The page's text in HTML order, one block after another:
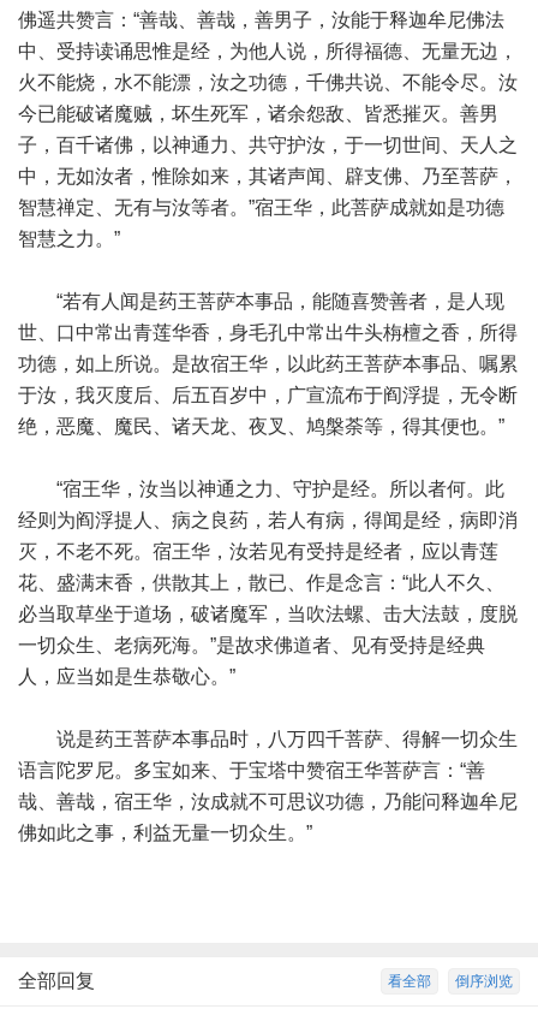
佛遥共赞言：“善哉、善哉，善男子，汝能于释迦牟尼佛法
中、受持读诵思惟是经，为他人说，所得福德、无量无边，
火不能烧，水不能漂，汝之功德，千佛共说、不能令尽。汝
今已能破诸魔贼，坏生死军，诸余怨敌、皆悉摧灭。善男
子，百千诸佛，以神通力、共守护汝，于一切世间、天人之
中，无如汝者，惟除如来，其诸声闻、辟支佛、乃至菩萨，
智慧禅定、无有与汝等者。”宿王华，此菩萨成就如是功德
智慧之力。”
“若有人闻是药王菩萨本事品，能随喜赞善者，是人现
世、口中常出青莲华香，身毛孔中常出牛头栴檀之香，所得
功德，如上所说。是故宿王华，以此药王菩萨本事品、嘱累
于汝，我灭度后、后五百岁中，广宣流布于阎浮提，无令断
绝，恶魔、魔民、诸天龙、夜叉、鸠槃荼等，得其便也。”
“宿王华，汝当以神通之力、守护是经。所以者何。此
经则为阎浮提人、病之良药，若人有病，得闻是经，病即消
灭，不老不死。宿王华，汝若见有受持是经者，应以青莲
花、盛满末香，供散其上，散已、作是念言：“此人不久、
必当取草坐于道场，破诸魔军，当吹法螺、击大法鼓，度脱
一切众生、老病死海。”是故求佛道者、见有受持是经典
人，应当如是生恭敬心。”
说是药王菩萨本事品时，八万四千菩萨、得解一切众生
语言陀罗尼。多宝如来、于宝塔中赞宿王华菩萨言：“善
哉、善哉，宿王华，汝成就不可思议功德，乃能问释迦牟尼
佛如此之事，利益无量一切众生。”
倒序浏览
看全部
全部回复